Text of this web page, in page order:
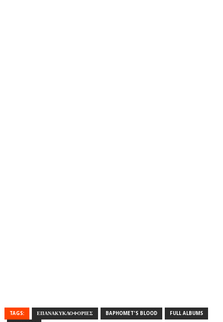
TAGS: ΕΠΑΝΑΚΥΚΛΟΦΟΡΙΕΣ BAPHOMET'S BLOOD FULL ALBUMS